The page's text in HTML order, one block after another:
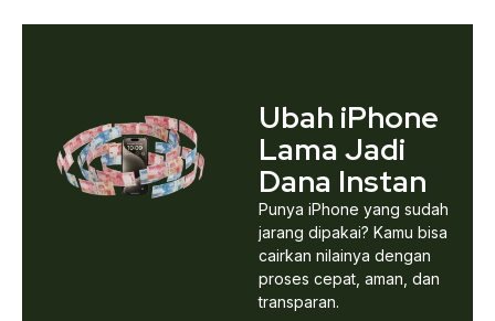
Ubah iPhone
Lama Jadi
Dana Instan
Punya iPhone yang sudah
jarang dipakai? Kamu bisa
cairkan nilainya dengan
proses cepat, aman, dan
transparan.